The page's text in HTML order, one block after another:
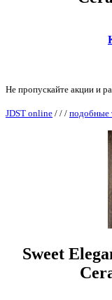
Не пропускайте акции и
JDST online / / / подобные
Sweet